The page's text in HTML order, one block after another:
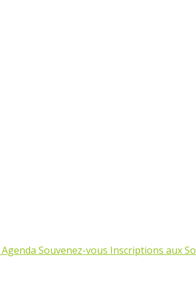
Agenda Souvenez-vous Inscriptions aux